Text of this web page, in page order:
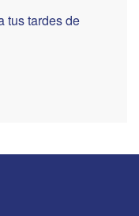
tus tardes de